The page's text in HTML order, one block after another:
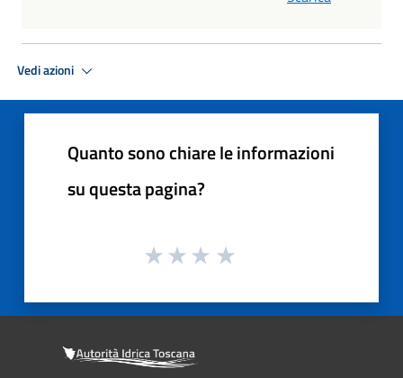
Vedi azioni
Quanto sono chiare le informazioni
su questa pagina?